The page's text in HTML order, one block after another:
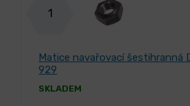
1
Matice navařovací šestihranná
929
SKLADEM